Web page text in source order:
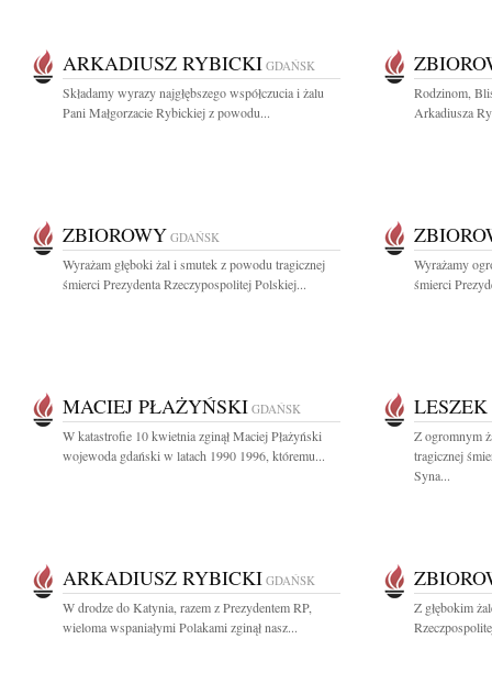
ARKADIUSZ RYBICKI GDAŃSK
Składamy wyrazy najgłębszego współczucia i żalu
Pani Małgorzacie Rybickiej z powodu...
Rodzinom,
Arkadiusza
ZBIOROWY GDAŃSK
Wyrażam głęboki żal i smutek z powodu tragicznej
śmierci Prezydenta Rzeczypospolitej Polskiej...
Wyrażamy
śmierci
MACIEJ PŁAŻYŃSKI GDAŃSK
W katastrofie 10 kwietnia zginął Maciej Płażyński
wojewoda gdański w latach 1990 1996, któremu...
Z ogromnym
tragicznej
Syna...
ARKADIUSZ RYBICKI GDAŃSK
W drodze do Katynia, razem z Prezydentem RP,
wieloma wspaniałymi Polakami zginął nasz...
Z głębokim